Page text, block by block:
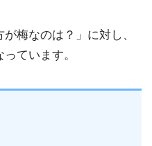
梅なのは？」に対し、
ています。